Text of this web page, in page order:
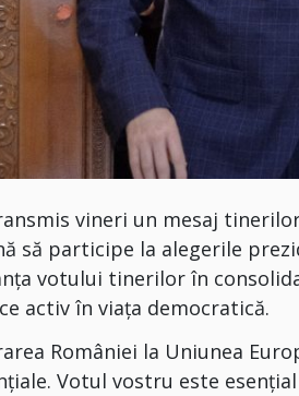
vineri un mesaj
să participe la alegerile
votului tinerilor în
activ în viața democratică.
României la Uniunea
Votul vostru este